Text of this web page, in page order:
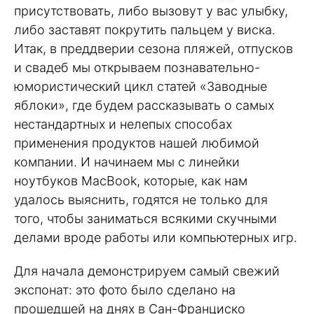
присутствовать, либо вызовут у вас улыбку,
либо заставят покрутить пальцем у виска.
Итак, в преддверии сезона пляжей, отпусков
и свадеб мы открываем познавательно-
юмористический цикл статей «Заводные
яблоки», где будем рассказывать о самых
нестандартных и нелепых способах
применения продуктов нашей любимой
компании. И начинаем мы с линейки
ноутбуков MacBook, которые, как нам
удалось выяснить, годятся не только для
того, чтобы заниматься всякими скучными
делами вроде работы или компьютерных игр.
Для начала демонстрируем самый свежий
экспонат: это фото было сделано на
прошедшей на днях в Сан-Франциско